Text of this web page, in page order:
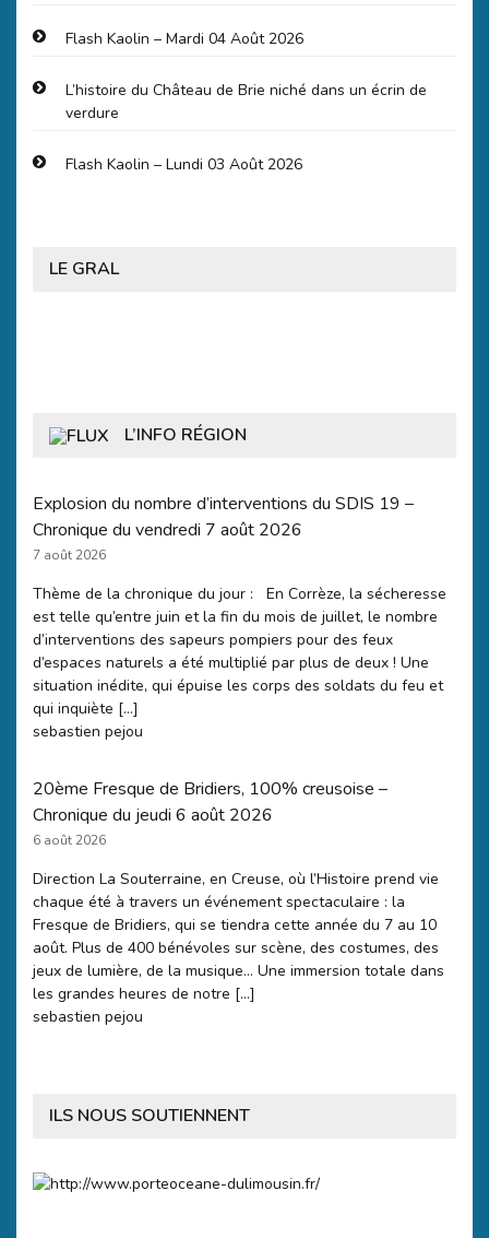
Flash Kaolin – Mardi 04 Août 2026
L’histoire du Château de Brie niché dans un écrin de
verdure
Flash Kaolin – Lundi 03 Août 2026
LE GRAL
L’INFO RÉGION
Explosion du nombre d’interventions du SDIS 19 –
Chronique du vendredi 7 août 2026
7 août 2026
Thème de la chronique du jour : En Corrèze, la sécheresse
est telle qu’entre juin et la fin du mois de juillet, le nombre
d’interventions des sapeurs pompiers pour des feux
d’espaces naturels a été multiplié par plus de deux ! Une
situation inédite, qui épuise les corps des soldats du feu et
qui inquiète […]
sebastien pejou
20ème Fresque de Bridiers, 100% creusoise –
Chronique du jeudi 6 août 2026
6 août 2026
Direction La Souterraine, en Creuse, où l’Histoire prend vie
chaque été à travers un événement spectaculaire : la
Fresque de Bridiers, qui se tiendra cette année du 7 au 10
août. Plus de 400 bénévoles sur scène, des costumes, des
jeux de lumière, de la musique… Une immersion totale dans
les grandes heures de notre […]
sebastien pejou
ILS NOUS SOUTIENNENT